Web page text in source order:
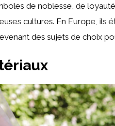
de noblesse, de
cultures. En Europe, ils
des sujets de choix